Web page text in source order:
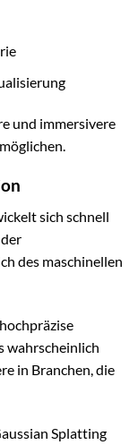
und immersivere
sich schnell
des maschinellen
wahrscheinlich
in Branchen, die
Splatting